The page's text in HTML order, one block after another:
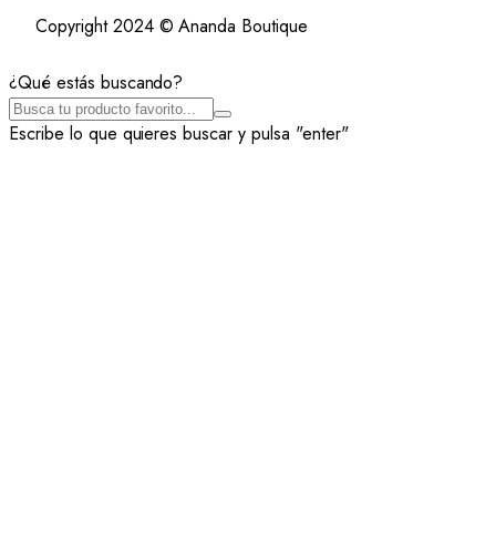
Copyright 2024 © Ananda Boutique
¿Qué estás buscando?
Escribe lo que quieres buscar y pulsa "enter"